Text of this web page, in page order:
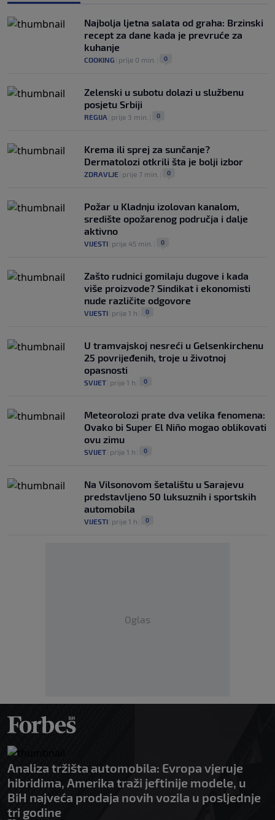
Najbolja ljetna salata od graha: Brzinski
recept za dane kada je prevruće za
kuhanje
COOKING prije 0 min. 0
Zelenski u subotu dolazi u službenu
posjetu Srbiji
REGIJA prije 3 min. 0
Krema ili sprej za sunčanje?
Dermatolozi otkrili šta je bolji izbor
ZDRAVLJE prije 7 min. 0
Požar u Kladnju izolovan kanalom,
središte opožarenog područja i dalje
aktivno
VIJESTI prije 45 min. 0
Zašto rudnici gomilaju dugove i kada
više proizvode? Sindikat i ekonomisti
nude različite odgovore
VIJESTI prije 1 h 0
U tramvajskoj nesreći u Gelsenkirchenu
25 povrijeđenih, troje u životnoj
opasnosti
SVIJET prije 1 h 0
Meteorolozi prate dva velika fenomena:
Ovako bi Super El Niño mogao oblikovati
ovu zimu
SVIJET prije 1 h 0
Na Vilsonovom šetalištu u Sarajevu
predstavljeno 50 luksuznih i sportskih
automobila
VIJESTI prije 1 h 0
Oglas
Analiza tržišta automobila: Evropa vjeruje
hibridima, Amerika traži jeftinije modele, u
BiH najveća prodaja novih vozila u posljednje
tri godine